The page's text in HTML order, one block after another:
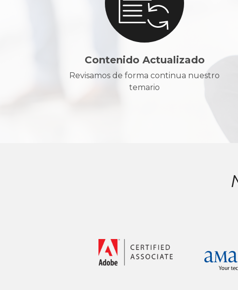
Contenido Actualizado
Revisamos de forma continua nuestro
temario